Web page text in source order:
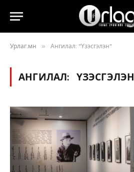
Урлаг.мн » Ангилал: "Үзэсгэлэн"
АНГИЛАЛ: ҮЗЭСГЭЛЭН